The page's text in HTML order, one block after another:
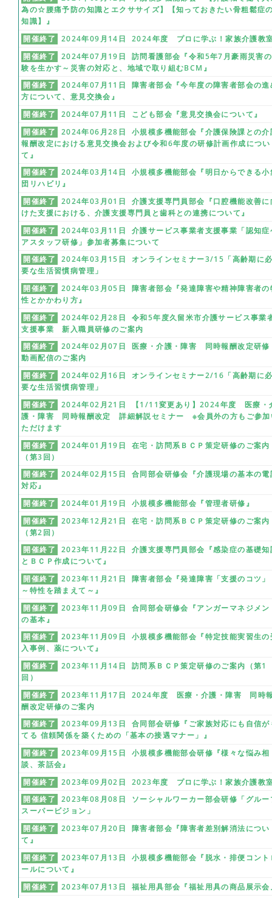
為の☆腰痛予防の知識とエクササイズ】【知っておきたい骨粗鬆症
知識】』
開催終了
2024年09月14日 2024年度 プロに学ぶ！家族介護教
開催終了
2024年07月19日 訪問看護部会『令和5年7月豪雨災害
験を生かす～災害の対応と、地域で取り組むBCM』
開催終了
2024年07月11日 障害者部会『今年度の障害者部会の進
方について、意見交換会』
開催終了
2024年07月11日 こども部会『意見交換会について』
開催終了
2024年06月28日 小規模多機能部会『介護保険課との介
報酬改定における意見交換会および令和6年度の研修計画作成につい
て』
開催終了
2024年03月14日 小規模多機能部会『明日からできる小
団リハビリ』
開催終了
2024年03月01日 介護支援専門員部会『口腔機能改善に
けた支援における、介護支援専門員と歯科との連携について』
開催終了
2024年03月11日 介護サービス事業者支援事業「認知症
アスタッフ研修」参加者募集について
開催終了
2024年03月15日 オンラインセミナー3/15「高齢期に
要な生活習慣病管理」
開催終了
2024年03月05日 障害者部会『発達障害や精神障害者の
性とかかわり方』
開催終了
2024年02月28日 令和5年度久留米市介護サービス事業
支援事業 新入職員研修のご案内
開催終了
2024年02月07日 医療・介護・障害 同時報酬改定研
動画配信のご案内
開催終了
2024年02月16日 オンラインセミナー2/16「高齢期に
要な生活習慣病管理」
開催終了
2024年02月21日 【1/11変更あり】2024年度 医療・
護・障害 同時報酬改定 詳細解説セミナー ※会員外の方もご参加
ただけます
開催終了
2024年01月19日 在宅・訪問系ＢＣＰ策定研修のご案内
（第3回）
開催終了
2024年02月15日 合同部会研修会『介護現場の基本の電
対応』
開催終了
2024年01月19日 小規模多機能部会『管理者研修』
開催終了
2023年12月21日 在宅・訪問系ＢＣＰ策定研修のご案内
（第2回）
開催終了
2023年11月22日 介護支援専門員部会『感染症の基礎知
とＢＣＰ作成について』
開催終了
2023年11月21日 障害者部会『発達障害「支援のコツ」
～特性を踏まえて～』
開催終了
2023年11月09日 合同部会研修会『アンガーマネジメン
の基本』
開催終了
2023年11月09日 小規模多機能部会『特定技能実習生の
入事例、薬について』
開催終了
2023年11月14日 訪問系ＢＣＰ策定研修のご案内（第1
回）
開催終了
2023年11月17日 2024年度 医療・介護・障害 同時
酬改定研修のご案内
開催終了
2023年09月13日 合同部会研修『ご家族対応にも自信が
てる 信頼関係を築くための「基本の接遇マナー」』
開催終了
2023年09月15日 小規模多機能部会研修『様々な悩み相
談、茶話会』
開催終了
2023年09月02日 2023年度 プロに学ぶ！家族介護教
開催終了
2023年08月08日 ソーシャルワーカー部会研修「グルー
スーパービジョン」
開催終了
2023年07月20日 障害者部会『障害者差別解消法につい
て』
開催終了
2023年07月13日 小規模多機能部会『脱水・排便コント
ールについて』
開催終了
2023年07月13日 福祉用具部会『福祉用具の商品展示会